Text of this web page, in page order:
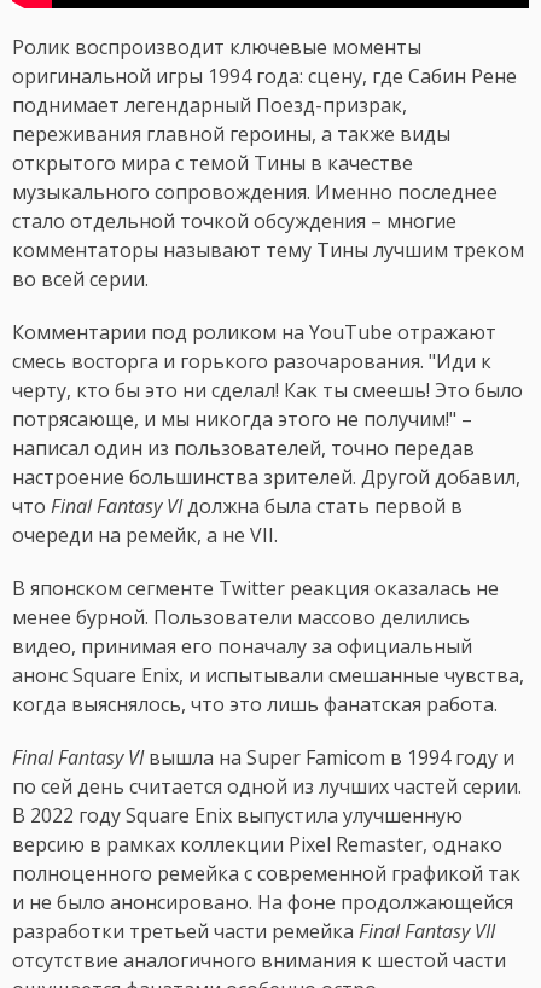
Ролик воспроизводит ключевые моменты
оригинальной игры 1994 года: сцену, где Сабин Рене
поднимает легендарный Поезд-призрак,
переживания главной героины, а также виды
открытого мира с темой Тины в качестве
музыкального сопровождения. Именно последнее
стало отдельной точкой обсуждения – многие
комментаторы называют тему Тины лучшим треком
во всей серии.
Комментарии под роликом на YouTube отражают
смесь восторга и горького разочарования. "Иди к
черту, кто бы это ни сделал! Как ты смеешь! Это было
потрясающе, и мы никогда этого не получим!" –
написал один из пользователей, точно передав
настроение большинства зрителей. Другой добавил,
что Final Fantasy VIдолжна была стать первой в
очереди на ремейк, а не VII.
В японском сегменте Twitter реакция оказалась не
менее бурной. Пользователи массово делились
видео, принимая его поначалу за официальный
анонс Square Enix, и испытывали смешанные чувства,
когда выяснялось, что это лишь фанатская работа.
Final Fantasy VIвышла на Super Famicom в 1994 году и
по сей день считается одной из лучших частей серии.
В 2022 году Square Enix выпустила улучшенную
версию в рамках коллекции Pixel Remaster, однако
полноценного ремейка с современной графикой так
и не было анонсировано. На фоне продолжающейся
разработки третьей части ремейка Final Fantasy VII
отсутствие аналогичного внимания к шестой части